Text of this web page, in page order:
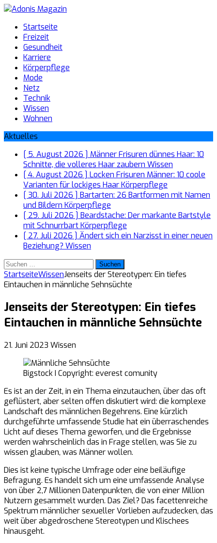
Startseite
Freizeit
Gesundheit
Karriere
Körperpflege
Mode
Netz
Technik
Wissen
Wohnen
Aktuelles
[ 5. August 2026 ] Männer Frisuren dünnes Haar: 10
Schnitte, die volleres Haar zaubern Wissen
[ 4. August 2026 ] Locken Frisuren Männer: 10 coole
Varianten für lockiges HaarKörperpflege
[ 30. Juli 2026 ] Bartarten: 26 Bartformen mit Namen
und Bildern Körperpflege
[ 29. Juli 2026 ] Beardstache: Der markante Bartstyle
mit SchnurrbartKörperpflege
[ 27. Juli 2026 ] Ändert sich ein Narzisst in einer neuen
Beziehung? Wissen
Suchen
nach:
StartseiteWissenJenseits der Stereotypen: Ein tiefes
Eintauchen in männliche Sehnsüchte
Jenseits der Stereotypen: Ein tiefes
Eintauchen in männliche Sehnsüchte
21. Juni 2023 Wissen
Bigstock I Copyright: everest comunity
Es ist an der Zeit, in ein Thema einzutauchen, über das oft
geflüstert, aber selten offen diskutiert wird: die komplexe
Landschaft des männlichen Begehrens. Eine kürzlich
durchgeführte umfassende Studie hat ein überraschendes
Licht auf dieses Thema geworfen, und die Ergebnisse
werden wahrscheinlich das in Frage stellen, was Sie zu
wissen glauben, was Männer wollen.
Dies ist keine typische Umfrage oder eine beiläufige
Befragung. Es handelt sich um eine umfassende Analyse
von über 2,7 Millionen Datenpunkten, die von einer Million
Nutzern gesammelt wurden. Das Ziel? Das facettenreiche
Spektrum männlicher sexueller Vorlieben aufzudecken, das
weit über abgedroschene Stereotypen und Klischees
hinausgeht.